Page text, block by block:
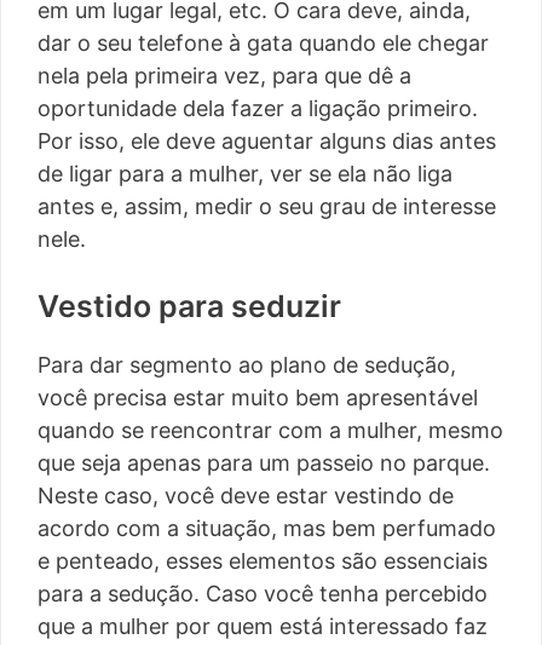
em um lugar legal, etc. O cara deve, ainda,
dar o seu telefone à gata quando ele chegar
nela pela primeira vez, para que dê a
oportunidade dela fazer a ligação primeiro.
Por isso, ele deve aguentar alguns dias antes
de ligar para a mulher, ver se ela não liga
antes e, assim, medir o seu grau de interesse
nele.
Vestido para seduzir
Para dar segmento ao plano de sedução,
você precisa estar muito bem apresentável
quando se reencontrar com a mulher, mesmo
que seja apenas para um passeio no parque.
Neste caso, você deve estar vestindo de
acordo com a situação, mas bem perfumado
e penteado, esses elementos são essenciais
para a sedução. Caso você tenha percebido
que a mulher por quem está interessado faz